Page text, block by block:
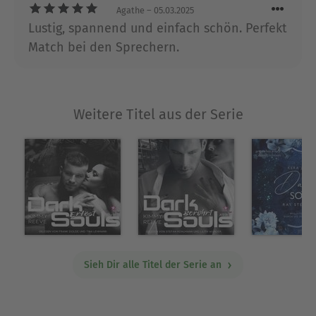
entscheiden, ob sie noch einmal stark genug sein
kann, um zu kämpfen oder ob sie kapituliert,
womit sie alles verliert, was sie liebt.
Geschichten. Seit einigen Jahren begeistert Kimmy
nun ihre stetig wachsende Leserschaft mit
romantischen Thrillern und Liebesromanen die
sinnlich und spannend unter die Haut gehen.
Ausblenden
Agathe – 05.03.2025
Lustig, spannend und einfach schön. Perfekt
Match bei den Sprechern.
Weitere Titel aus der Serie
Sieh Dir alle Titel der Serie an